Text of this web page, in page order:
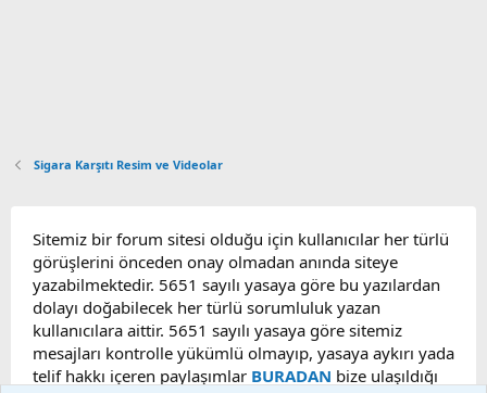
Sigara Karşıtı Resim ve Videolar
Sitemiz bir forum sitesi olduğu için kullanıcılar her türlü
görüşlerini önceden onay olmadan anında siteye
yazabilmektedir. 5651 sayılı yasaya göre bu yazılardan
dolayı doğabilecek her türlü sorumluluk yazan
kullanıcılara aittir. 5651 sayılı yasaya göre sitemiz
mesajları kontrolle yükümlü olmayıp, yasaya aykırı yada
telif hakkı içeren paylaşımlar BURADAN bize ulaşıldığı